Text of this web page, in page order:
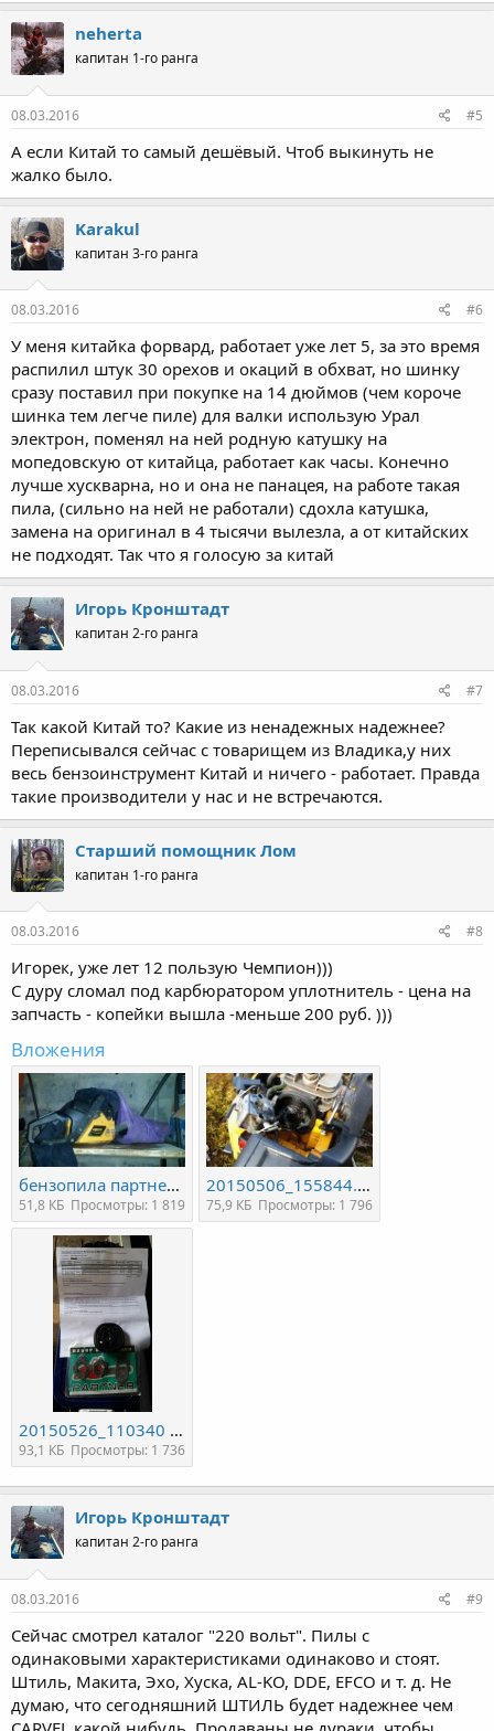
neherta
капитан 1-го ранга
08.03.2016 #5
А если Китай то самый дешёвый. Чтоб выкинуть не
жалко было.
Karakul
капитан 3-го ранга
08.03.2016 #6
У меня китайка форвард, работает уже лет 5, за это время
распилил штук 30 орехов и окаций в обхват, но шинку
сразу поставил при покупке на 14 дюймов (чем короче
шинка тем легче пиле) для валки использую Урал
электрон, поменял на ней родную катушку на
мопедовскую от китайца, работает как часы. Конечно
лучше хускварна, но и она не панацея, на работе такая
пила, (сильно на ней не работали) сдохла катушка,
замена на оригинал в 4 тысячи вылезла, а от китайских
не подходят. Так что я голосую за китай
Игорь Кронштадт
капитан 2-го ранга
08.03.2016 #7
Так какой Китай то? Какие из ненадежных надежнее?
Переписывался сейчас с товарищем из Владика,у них
весь бензоинструмент Китай и ничего - работает. Правда
такие производители у нас и не встречаются.
Старший помощник Лом
капитан 1-го ранга
08.03.2016 #8
Игорек, уже лет 12 пользую Чемпион)))
С дуру сломал под карбюратором уплотнитель - цена на
запчасть - копейки вышла -меньше 200 руб. )))
Вложения
бензопила партнер.jpg
51,8 КБ Просмотры: 1 819
20150506_155844.jpg
75,9 КБ Просмотры: 1 796
20150526_110340 - копия.jpg
93,1 КБ Просмотры: 1 736
Игорь Кронштадт
капитан 2-го ранга
08.03.2016 #9
Сейчас смотрел каталог "220 вольт". Пилы с
одинаковыми характеристиками одинаково и стоят.
Штиль, Макита, Эхо, Хуска, AL-KO, DDE, EFCO и т. д. Не
думаю, что сегодняшний ШТИЛЬ будет надежнее чем